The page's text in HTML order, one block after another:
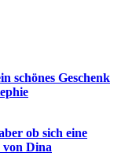
schönes Geschenk
ob sich eine
von Dina